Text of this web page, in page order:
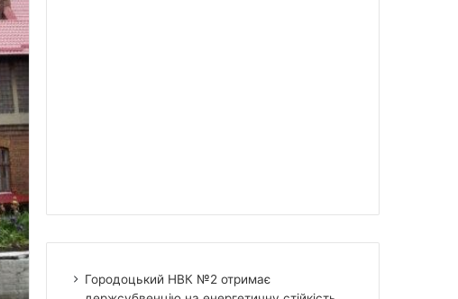
Городоцький НВК №2 отримає